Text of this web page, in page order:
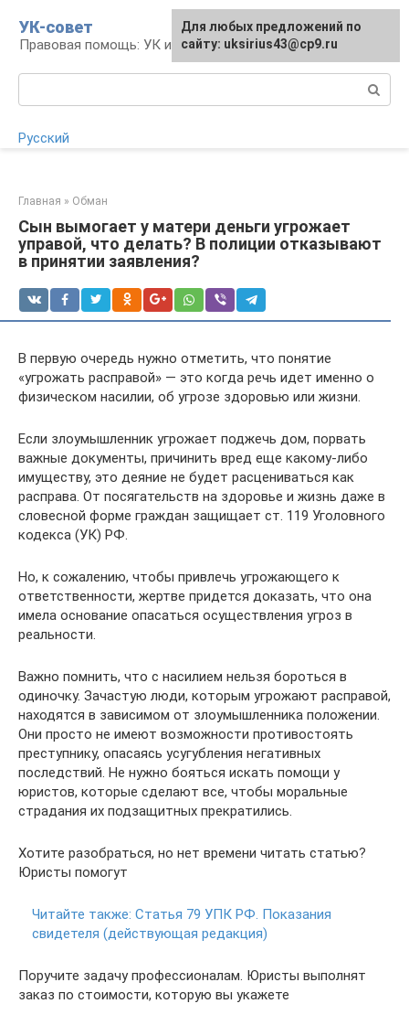
контенту
УК-совет
Правовая помощь: УК и УПК
Русский
Главная » Обман
Сын вымогает у матери деньги угрожает
управой, что делать? В полиции отказывают
в принятии заявления?
В первую очередь нужно отметить, что понятие
«угрожать расправой» — это когда речь идет именно о
физическом насилии, об угрозе здоровью или жизни.
Если злоумышленник угрожает поджечь дом, порвать
важные документы, причинить вред еще какому-либо
имуществу, это деяние не будет расцениваться как
расправа. От посягательств на здоровье и жизнь даже в
словесной форме граждан защищает ст. 119 Уголовного
кодекса (УК) РФ.
Но, к сожалению, чтобы привлечь угрожающего к
ответственности, жертве придется доказать, что она
имела основание опасаться осуществления угроз в
реальности.
Важно помнить, что с насилием нельзя бороться в
одиночку. Зачастую люди, которым угрожают расправой,
находятся в зависимом от злоумышленника положении.
Они просто не имеют возможности противостоять
преступнику, опасаясь усугубления негативных
последствий. Не нужно бояться искать помощи у
юристов, которые сделают все, чтобы моральные
страдания их подзащитных прекратились.
Хотите разобраться, но нет времени читать статью?
Юристы помогут
Читайте также: Статья 79 УПК РФ. Показания
свидетеля (действующая редакция)
Поручите задачу профессионалам. Юристы выполнят
заказ по стоимости, которую вы укажете
Для любых предложений по
сайту: [email protected]
Для любых предложений по
сайту: uksirius43@cp9.ru